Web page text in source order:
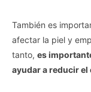
También es
afectar la piel y
tanto, es
ayudar a reducir el